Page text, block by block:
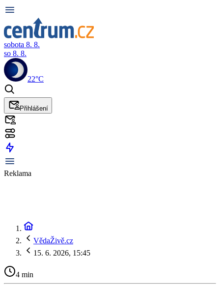
sobota 8. 8.
so 8. 8.
22°C
Přihlášení
Reklama
VědaŽivě.cz
15. 6. 2026, 15:45
4 min